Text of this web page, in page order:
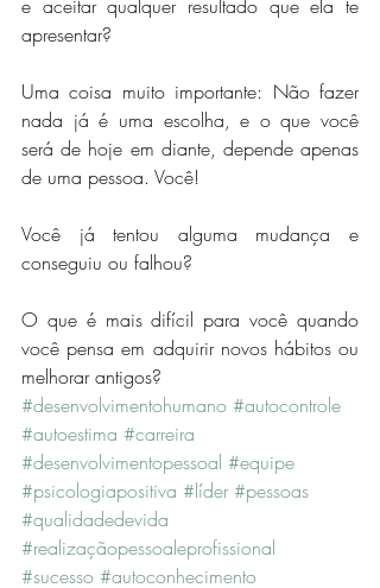
e aceitar qualquer resultado que ela te
apresentar?
Uma coisa muito importante: Não fazer
nada já é uma escolha, e o que você
será de hoje em diante, depende apenas
de uma pessoa. Você!
Você já tentou alguma mudança e
conseguiu ou falhou?
O que é mais difícil para você quando
você pensa em adquirir novos hábitos ou
melhorar antigos?
#desenvolvimentohumano #autocontrole
#autoestima #carreira
#desenvolvimentopessoal #equipe
#psicologiapositiva #líder #pessoas
#qualidadedevida
#realizaçãopessoaleprofissional
#sucesso #autoconhecimento